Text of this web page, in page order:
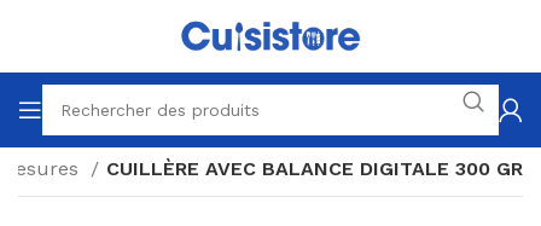
Mesures CUILLÈRE AVEC BALANCE DIGITALE 300 GR